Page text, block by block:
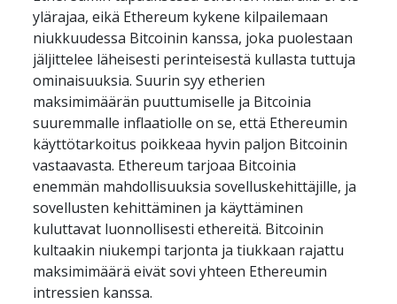
ylärajaa, eikä Ethereum kykene kilpailemaan
niukkuudessa Bitcoinin kanssa, joka puolestaan
jäljittelee läheisesti perinteisestä kullasta tuttuja
ominaisuuksia. Suurin syy etherien
maksimimäärän puuttumiselle ja Bitcoinia
suuremmalle inflaatiolle on se, että Ethereumin
käyttötarkoitus poikkeaa hyvin paljon Bitcoinin
vastaavasta. Ethereum tarjoaa Bitcoinia
enemmän mahdollisuuksia sovelluskehittäjille, ja
sovellusten kehittäminen ja käyttäminen
kuluttavat luonnollisesti ethereitä. Bitcoinin
kultaakin niukempi tarjonta ja tiukkaan rajattu
maksimimäärä eivät sovi yhteen Ethereumin
intressien kanssa.